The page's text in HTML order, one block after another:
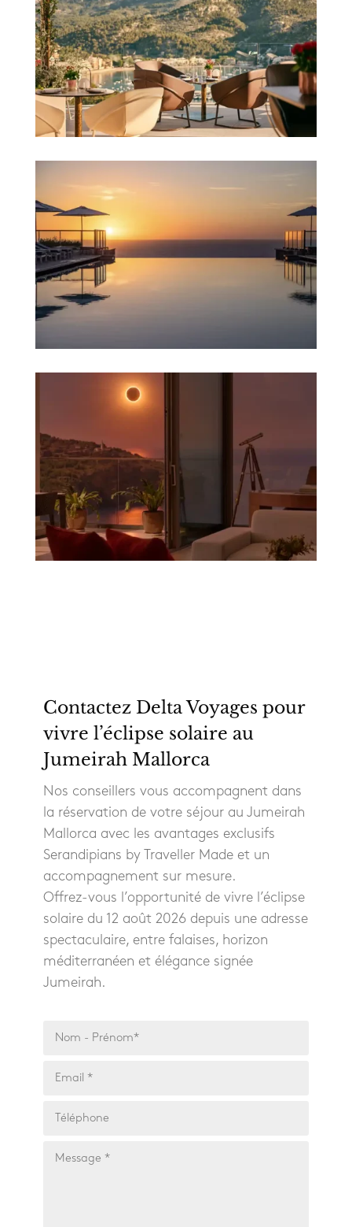
Contactez Delta Voyages pour
vivre l’éclipse solaire au
Jumeirah Mallorca
Nos conseillers vous accompagnent dans
la réservation de votre séjour au Jumeirah
Mallorca avec les avantages exclusifs
Serandipians by Traveller Made et un
accompagnement sur mesure.
Offrez-vous l’opportunité de vivre l’éclipse
solaire du 12 août 2026 depuis une adresse
spectaculaire, entre falaises, horizon
méditerranéen et élégance signée
Jumeirah.